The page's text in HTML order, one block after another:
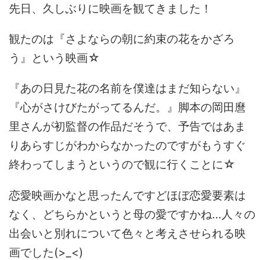
先日、久しぶりに映画を観てきました！
観たのは『さよならの朝に約束の花をかざろ
う』という映画☆
『あの日見た花の名前を僕達はまだ知らない』
『心がさけびたがってるんだ。』脚本の岡田麿
里さんが初監督の作品だそうで、予告ではあま
りあらすじがわからなかったのですがもうすぐ
終わってしまうというので観に行くことに☆
恋愛映画かなと思ったんですどほぼ恋愛要素は
なく、どちらかというと母の愛ですかね…人々の
出会いと別れについて色々と考えさせられる映
画でした(>_<)